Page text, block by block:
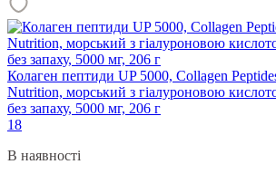
Колаген пептиди UP 5000, Collagen
Nutrition, морський з гіалуроновою
без запаху, 5000 мг, 206 г
18
В наявності